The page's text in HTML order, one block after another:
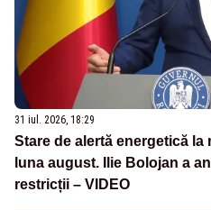
31 iul. 2026, 18:29
Stare de alertă energetică
luna august. Ilie Bolojan a
restricții – VIDEO